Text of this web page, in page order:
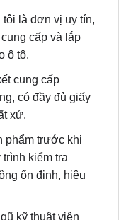
ô tô.
cung cấp
có đầy đủ giấy
xứ.
phẩm trước khi
kiểm tra
ổn định, hiệu
kỹ thuật viên
môn, đảm
thẩm mỹ.